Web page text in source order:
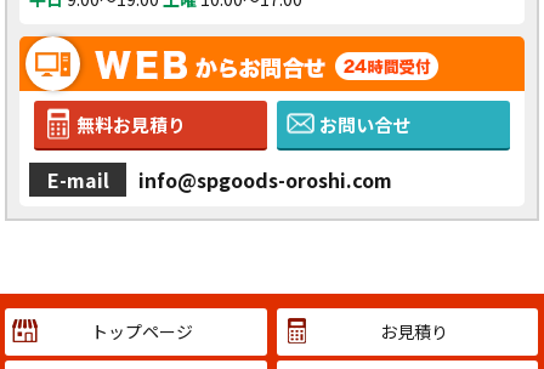
無料お見積り お問い合せ
E-mail info@spgoods-oroshi.com
トップページ お見積り